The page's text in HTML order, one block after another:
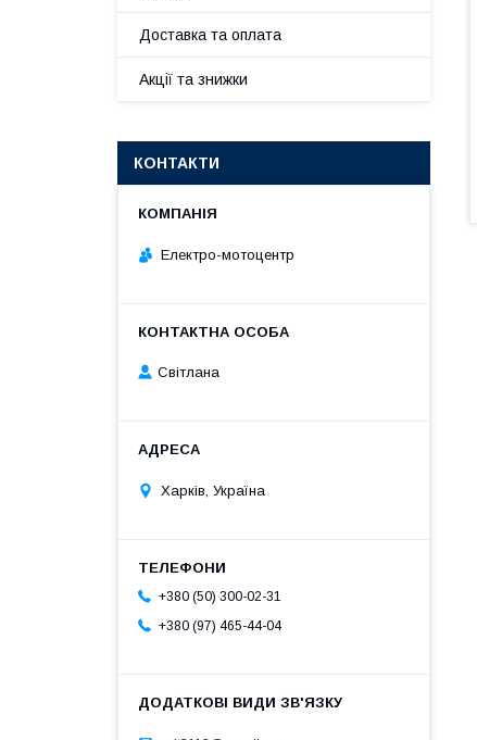
Доставка та оплата
Акції та знижки
КОНТАКТИ
Електро-мотоцентр
Світлана
Харків, Україна
+380 (50) 300-02-31
+380 (97) 465-44-04